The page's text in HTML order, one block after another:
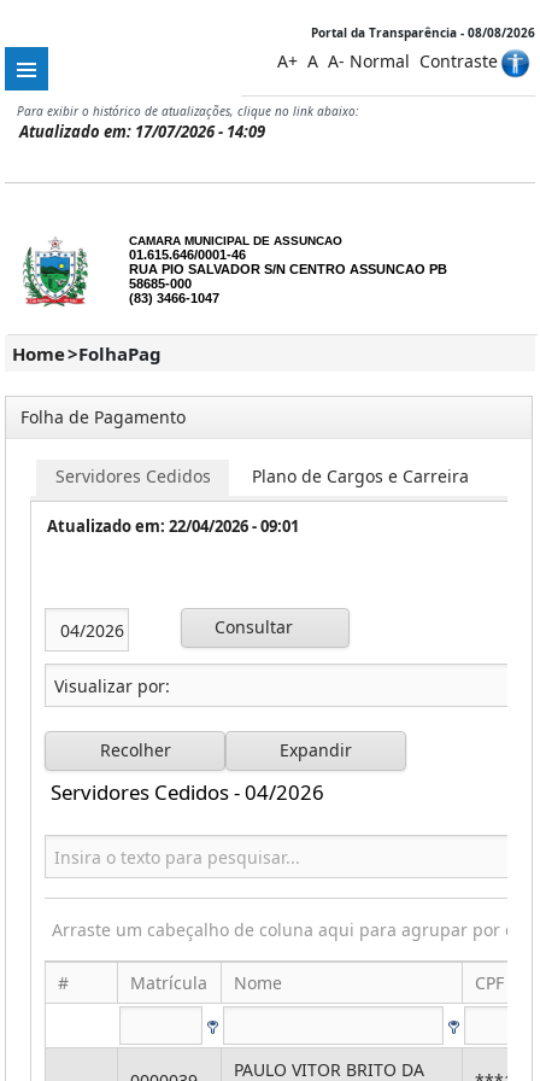
Portal da Transparência - 08/08/2026
A+ A A- Normal Contraste
Para exibir o histórico de atualizações, clique no link abaixo:
Atualizado em: 17/07/2026 - 14:09
CAMARA MUNICIPAL DE ASSUNCAO
01.615.646/0001-46
RUA PIO SALVADOR S/N CENTRO ASSUNCAO PB
58685-000
(83) 3466-1047
Home>FolhaPag
Folha de Pagamento
Servidores Cedidos Plano de Cargos e Carreira
Atualizado em: 22/04/2026 - 09:01
Consultar
Recolher Expandir
Servidores Cedidos - 04/2026
Arraste um cabeçalho de coluna aqui para agrupar por
# Matrícula Nome CPF
PAULO VITOR BRITO DA